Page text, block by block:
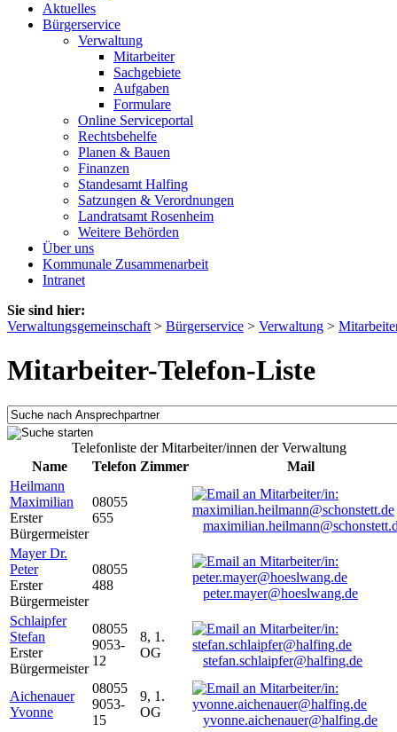
Aktuelles
Bürgerservice
Verwaltung
Mitarbeiter
Sachgebiete
Aufgaben
Formulare
Online Serviceportal
Rechtsbehelfe
Planen & Bauen
Finanzen
Standesamt Halfing
Satzungen & Verordnungen
Landratsamt Rosenheim
Weitere Behörden
Über uns
Kommunale Zusammenarbeit
Intranet
Sie sind hier:
Verwaltungsgemeinschaft > Bürgerservice > Verwaltung >
Mitarbeiter-Telefon-Liste
Telefonliste der Mitarbeiter/innen der Verwaltung
Name
Telefon Zimmer
Mail
Heilmann
Maximilian
Erster
Bürgermeister
08055
655
Mayer Dr.
Peter
Erster
Bürgermeister
08055
488
peter.mayer@hoeslwang.de
Schlaipfer
Stefan
Erster
Bürgermeister
08055
9053-
12
8, 1.
OG
stefan.schlaipfer@halfing.de
Aichenauer
Yvonne
08055
9053-
15
9, 1.
OG
yvonne.aichenauer@halfing.de